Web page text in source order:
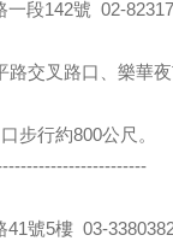
一段142號 02-
路交叉路口、樂華
步行約800公尺。
41號5樓 03-